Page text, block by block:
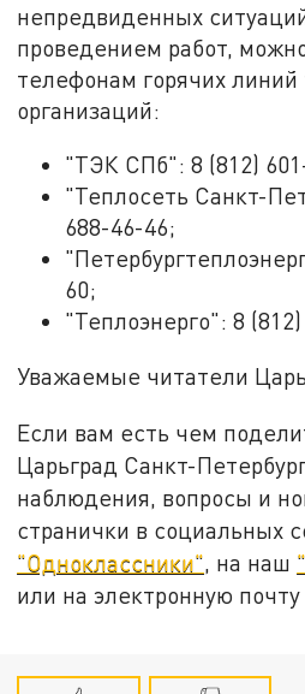
непредвиденных
проведением работ,
телефонам горячих
организаций:
"ТЭК СПб": 8 (812)
"Теплосеть Санкт-
688-46-46;
60;
"Теплоэнерго": 8
Уважаемые читатели
Если вам есть чем
Царьград Санкт-
наблюдения, вопросы и
странички в социальных
"Одноклассники", на наш
или на электронную